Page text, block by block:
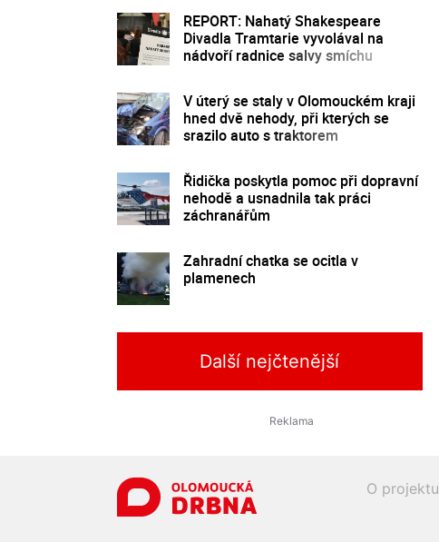
REPORT: Nahatý Shakespeare
Divadla Tramtarie vyvolával na
nádvoří radnice salvy smíchu
V úterý se staly v Olomouckém kraji
hned dvě nehody, při kterých se
srazilo auto s traktorem
Řidička poskytla pomoc při dopravní
nehodě a usnadnila tak práci
záchranářům
Zahradní chatka se ocitla v
plamenech
Další nejčtenější
O projektu